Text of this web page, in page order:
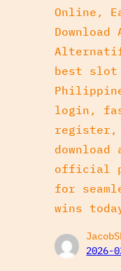
Online,
Alternatif
best slot
login,
register,
download
official
for
wins
2026-